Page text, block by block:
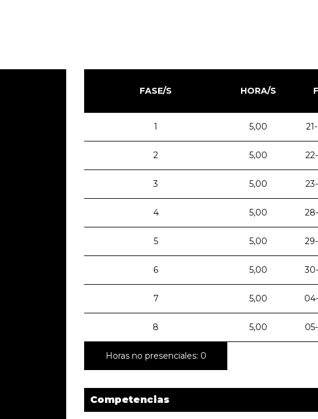
FASE/S HORA/S
1 5,00
2 5,00
3 5,00
4 5,00
5 5,00
6 5,00
7 5,00
8 5,00
Horas no presenciales: 0
Competencias